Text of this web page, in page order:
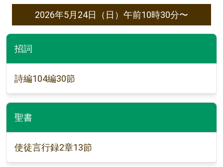
2026年5月24日（日）午前10時30分〜
招詞
詩編104編30節
聖書
使徒言行録2章13節